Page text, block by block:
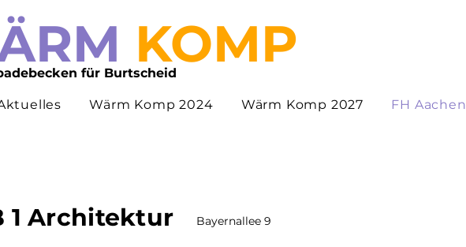
für BurtscheidKOMP
Wärm Komp 2024 Wärm Komp 2027 FH Aachen
1 Architektur Bayernallee 9